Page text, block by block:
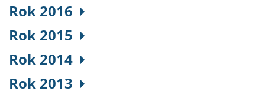
Rok 2016
Rok 2015
Rok 2014
Rok 2013